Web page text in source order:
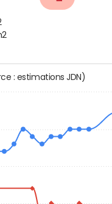
: estimations JDN)